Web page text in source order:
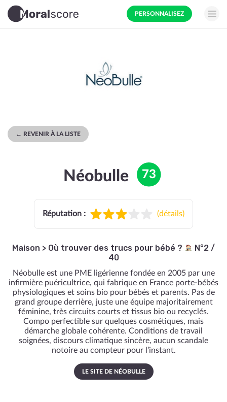
PERSONNALISEZ
← REVENIR À LA LISTE
Néobulle 73
Réputation : (détails)
Maison > Où trouver des trucs pour bébé ?
N°2 /
40
Néobulle est une PME ligérienne fondée en 2005 par une
infirmière puéricultrice, qui fabrique en France porte-bébés
physiologiques et soins bio pour bébés et parents. Pas de
grand groupe derrière, juste une équipe majoritairement
féminine, très circuits courts et tissus bio ou recyclés.
Compo perfectible sur quelques cosmétiques, mais
démarche globale cohérente. Conditions de travail
soignées, discours climatique sincère, aucun scandale
notoire au compteur pour l’instant.
LE SITE DE NÉOBULLE